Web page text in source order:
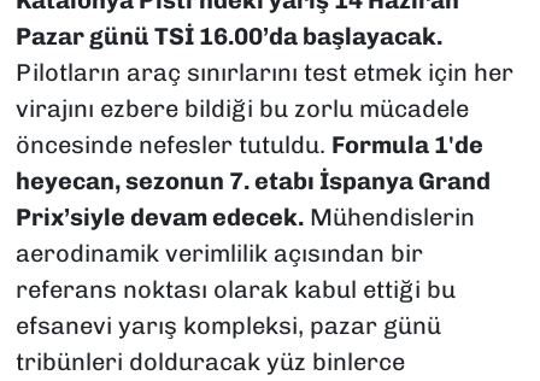
Pazar günü TSİ 16.00’da başlayacak.
Pilotların araç sınırlarını test etmek için her
virajını ezbere bildiği bu zorlu mücadele
öncesinde nefesler tutuldu. Formula 1'de
heyecan, sezonun 7. etabı İspanya Grand
Prix’siyle devam edecek.Mühendislerin
aerodinamik verimlilik açısından bir
referans noktası olarak kabul ettiği bu
efsanevi yarış kompleksi, pazar günü
tribünleri dolduracak yüz binlerce